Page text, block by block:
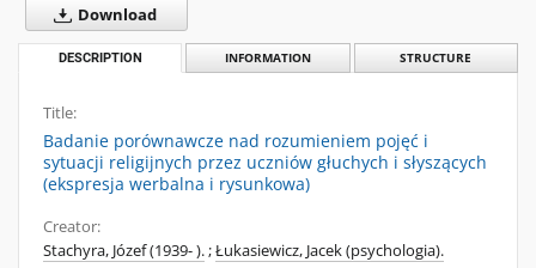
Download
DESCRIPTION INFORMATION STRUCTURE
Title:
Badanie porównawcze nad rozumieniem pojęć i
sytuacji religijnych przez uczniów głuchych i słyszących
(ekspresja werbalna i rysunkowa)
Creator:
Stachyra, Józef (1939- ).;Łukasiewicz, Jacek (psychologia).